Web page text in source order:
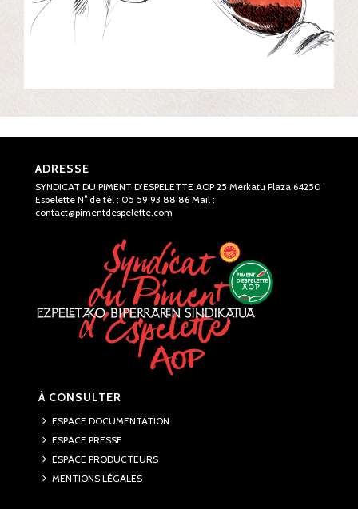
ADRESSE
SYNDICAT DU PIMENT D’ESPELETTE AOP 25 Merkatu Plaza 64250
Espelette N° de tél : 05 59 93 88 86 Mail :
contact@pimentdespelette.com
À CONSULTER
ESPACE DOCUMENTATION
ESPACE PRESSE
ESPACE PRODUCTEURS
MENTIONS LÉGALES